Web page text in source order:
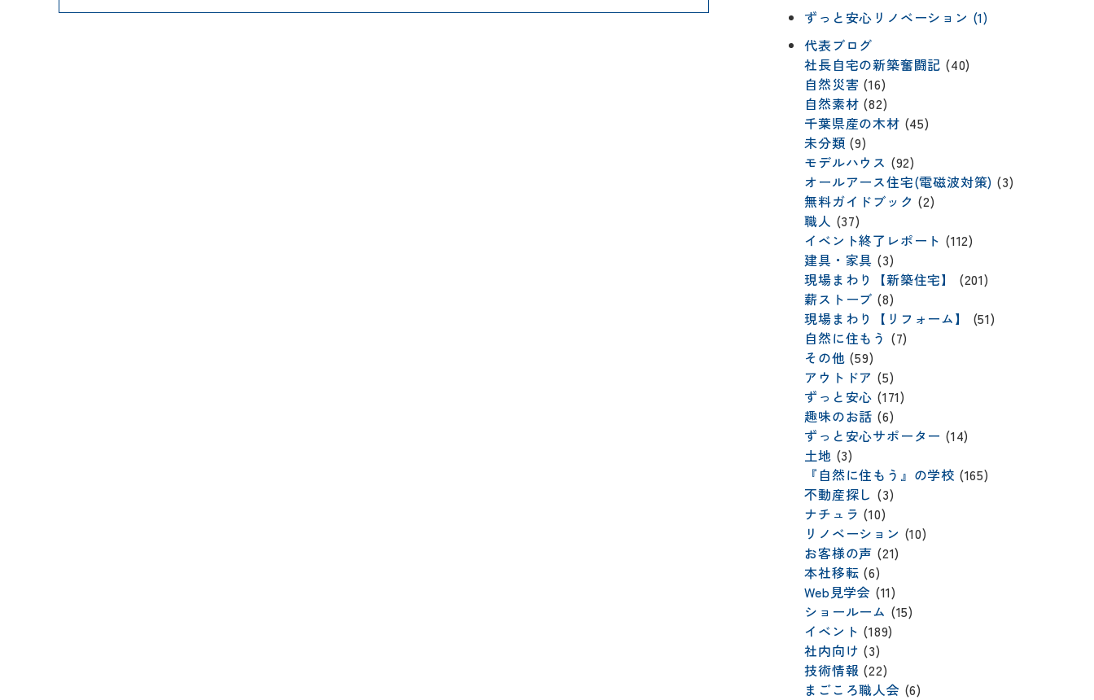
ずっと安心リノベーション (1)
代表ブログ
社長自宅の新築奮闘記 (40)
自然災害 (16)
自然素材 (82)
千葉県産の木材 (45)
未分類 (9)
モデルハウス (92)
オールアース住宅(電磁波対策) (3)
無料ガイドブック (2)
職人 (37)
イベント終了レポート (112)
建具・家具 (3)
現場まわり【新築住宅】
(201)
薪ストーブ (8)
現場まわり【リフォーム】
(51)
自然に住もう (7)
その他 (59)
アウトドア (5)
ずっと安心 (171)
趣味のお話 (6)
ずっと安心サポーター (14)
土地 (3)
『自然に住もう』の学校 (165)
不動産探し (3)
ナチュラ (10)
リノベーション (10)
お客様の声 (21)
本社移転 (6)
Web見学会 (11)
ショールーム (15)
イベント (189)
社内向け (3)
技術情報 (22)
まごころ職人会 (6)